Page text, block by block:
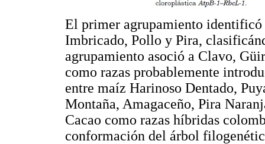
El primer agrupamiento
Imbricado, Pollo y Pira,
agrupamiento asoció a Clavo,
como razas probablemente
entre maíz Harinoso Dentado,
Montaña, Amagaceño, Pira
Cacao como razas híbridas
conformación del árbol